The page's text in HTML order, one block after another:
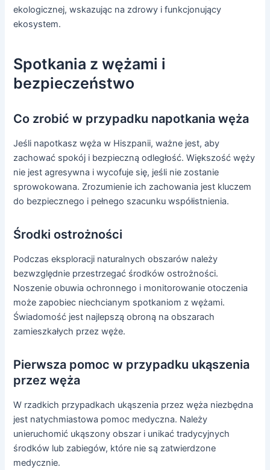
ekologicznej, wskazując na zdrowy i funkcjonujący
ekosystem.
Spotkania z wężami i
bezpieczeństwo
Co zrobić w przypadku napotkania węża
Jeśli napotkasz węża w Hiszpanii, ważne jest, aby
zachować spokój i bezpieczną odległość. Większość węży
nie jest agresywna i wycofuje się, jeśli nie zostanie
sprowokowana. Zrozumienie ich zachowania jest kluczem
do bezpiecznego i pełnego szacunku współistnienia.
Środki ostrożności
Podczas eksploracji naturalnych obszarów należy
bezwzględnie przestrzegać środków ostrożności.
Noszenie obuwia ochronnego i monitorowanie otoczenia
może zapobiec niechcianym spotkaniom z wężami.
Świadomość jest najlepszą obroną na obszarach
zamieszkałych przez węże.
Pierwsza pomoc w przypadku ukąszenia
przez węża
W rzadkich przypadkach ukąszenia przez węża niezbędna
jest natychmiastowa pomoc medyczna. Należy
unieruchomić ukąszony obszar i unikać tradycyjnych
środków lub zabiegów, które nie są zatwierdzone
medycznie.